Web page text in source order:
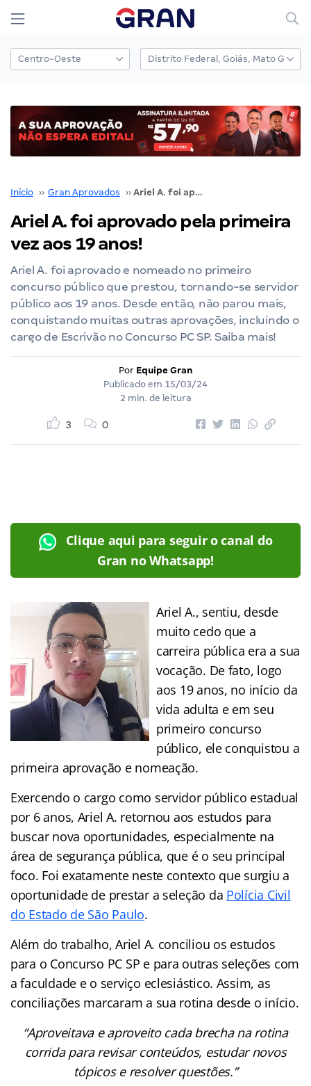
Início ›› Gran Aprovados ›› Ariel A. foi aprovado pela primeira vez aos 19 anos!
Ariel A. foi aprovado pela primeira
vez aos 19 anos!
Ariel A. foi aprovado e nomeado no primeiro
concurso público que prestou, tornando-se servidor
público aos 19 anos. Desde então, não parou mais,
conquistando muitas outras aprovações, incluindo o
cargo de Escrivão no Concurso PC SP. Saiba mais!
Por Equipe Gran
Publicado em 15/03/24
2 min. de leitura
3 0
Clique aqui para seguir o canal do
Gran no Whatsapp!
Ariel A., sentiu, desde
muito cedo que a
carreira pública era a sua
vocação. De fato, logo
aos 19 anos, no início da
vida adulta e em seu
primeiro concurso
público, ele conquistou a
primeira aprovação e nomeação.
Exercendo o cargo como servidor público estadual
por 6 anos, Ariel A. retornou aos estudos para
buscar nova oportunidades, especialmente na
área de segurança pública, que é o seu principal
foco. Foi exatamente neste contexto que surgiu a
oportunidade de prestar a seleção da Polícia Civil
do Estado de São Paulo.
Além do trabalho, Ariel A. conciliou os estudos
para o Concurso PC SP e para outras seleções com
a faculdade e o serviço eclesiástico. Assim, as
conciliações marcaram a sua rotina desde o início.
“Aproveitava e aproveito cada brecha na rotina
corrida para revisar conteúdos, estudar novos
tópicos e resolver questões.”